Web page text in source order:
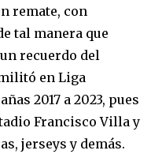
remate, con
tal manera que
recuerdo del
en Liga
2017 a 2023, pues
Francisco Villa y
jerseys y demás.